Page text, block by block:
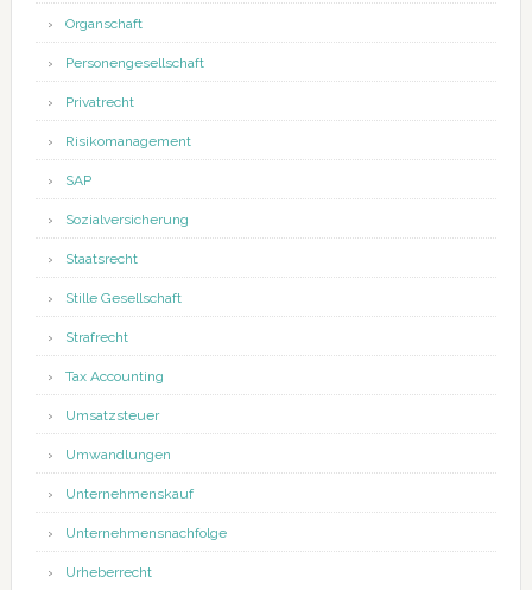
Organschaft
Personengesellschaft
Privatrecht
Risikomanagement
SAP
Sozialversicherung
Staatsrecht
Stille Gesellschaft
Strafrecht
Tax Accounting
Umsatzsteuer
Umwandlungen
Unternehmenskauf
Unternehmensnachfolge
Urheberrecht